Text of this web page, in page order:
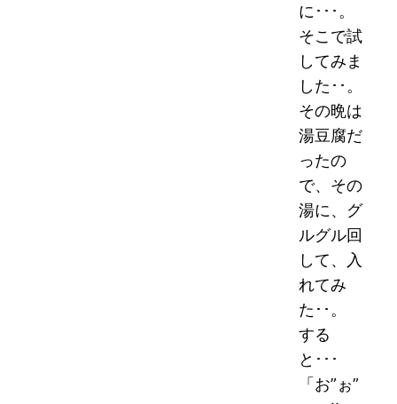
に･･･。
そこで試
してみま
した･･。
その晩は
湯豆腐だ
ったの
で、その
湯に、グ
ルグル回
して、入
れてみ
た･･。
する
と･･･
「お”ぉ”